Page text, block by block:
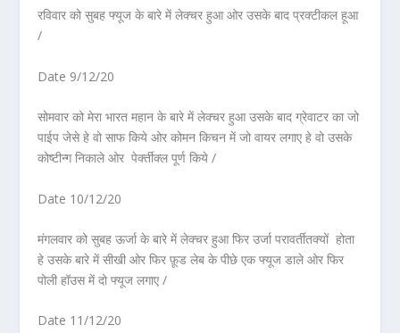
रविवार को सुबह फ्यूज के बारे में लेक्चर हुआ ओर उसके बाद प्रक्टीकल हूआ
/
Date 9/12/20
सोमवार को मेरा भारत महान के बारे में लेक्चर हुआ उसके बाद ग्रेवाटर का जो
पाईप जेसे हे वो साफ किये ओर कोमन किचन में जो वायर लगाए हे वो उसके
कोष्टीन्ग निकाले ओर पेर्क्तीक्ल पूर्ण किये /
Date 10/12/20
मंगलवार को सुबह ऊर्जा के बारे में लेक्चर हुआ फिर उर्जा परावर्तीतक्यों होता
हे उसके बारे में सीखी ओर फिर फ़ूड लेब के पीछे एक फ्यूज डाले ओर फिर
पोली हॉउस में दो फ्यूज लगाए /
Date 11/12/20